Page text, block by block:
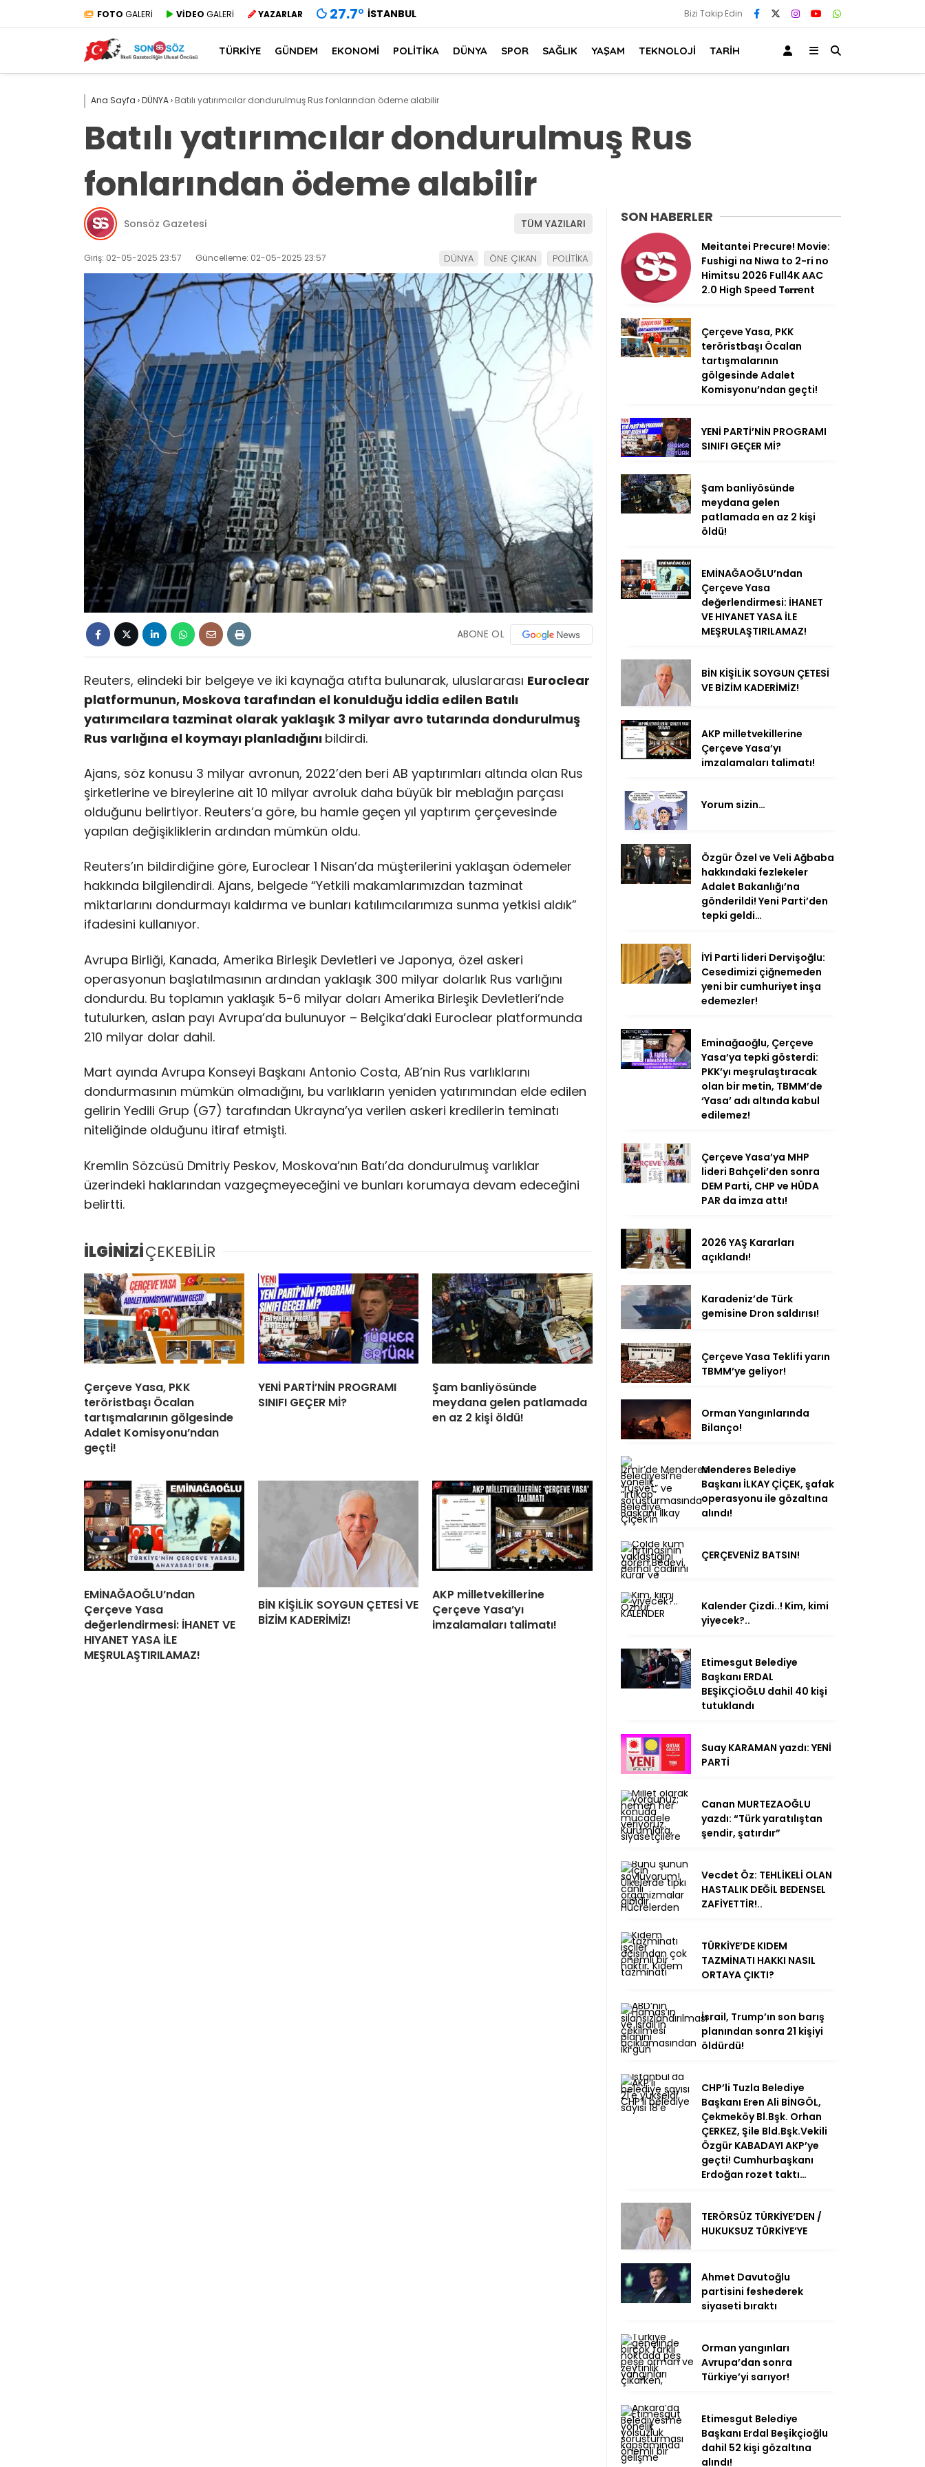
FOTO GALERİ VİDEO GALERİ YAZARLAR 27.7° İSTANBUL Bizi Takip Edin
TÜRKİYE GÜNDEM EKONOMİ POLİTİKA DÜNYA SPOR SAĞLIK YAŞAM TEKNOLOJİ TARİH
Ana Sayfa ›DÜNYA› Batılı yatırımcılar dondurulmuş Rus fonlarından ödeme alabilir
Batılı yatırımcılar dondurulmuş Rus
fonlarından ödeme alabilir
Sonsöz Gazetesi TÜM YAZILARI
Giriş: 02-05-2025 23:57 Güncelleme: 02-05-2025 23:57 DÜNYA ÖNE ÇIKAN POLİTİKA
ABONE OL
Reuters, elindeki bir belgeye ve iki kaynağa atıfta bulunarak, uluslararası Euroclear
platformunun, Moskova tarafından el konulduğu iddia edilen Batılı
yatırımcılara tazminat olarak yaklaşık 3 milyar avro tutarında dondurulmuş
Rus varlığına el koymayı planladığını bildirdi.
Ajans, söz konusu 3 milyar avronun, 2022’den beri AB yaptırımları altında olan Rus
şirketlerine ve bireylerine ait 10 milyar avroluk daha büyük bir meblağın parçası
olduğunu belirtiyor. Reuters’a göre, bu hamle geçen yıl yaptırım çerçevesinde
yapılan değişikliklerin ardından mümkün oldu.
Reuters’ın bildirdiğine göre, Euroclear 1 Nisan’da müşterilerini yaklaşan ödemeler
hakkında bilgilendirdi. Ajans, belgede “Yetkili makamlarımızdan tazminat
miktarlarını dondurmayı kaldırma ve bunları katılımcılarımıza sunma yetkisi aldık”
ifadesini kullanıyor.
Avrupa Birliği, Kanada, Amerika Birleşik Devletleri ve Japonya, özel askeri
operasyonun başlatılmasının ardından yaklaşık 300 milyar dolarlık Rus varlığını
dondurdu. Bu toplamın yaklaşık 5-6 milyar doları Amerika Birleşik Devletleri’nde
tutulurken, aslan payı Avrupa’da bulunuyor – Belçika’daki Euroclear platformunda
210 milyar dolar dahil.
Mart ayında Avrupa Konseyi Başkanı Antonio Costa, AB’nin Rus varlıklarını
dondurmasının mümkün olmadığını, bu varlıkların yeniden yatırımından elde edilen
gelirin Yedili Grup (G7) tarafından Ukrayna’ya verilen askeri kredilerin teminatı
niteliğinde olduğunu itiraf etmişti.
Kremlin Sözcüsü Dmitriy Peskov, Moskova’nın Batı’da dondurulmuş varlıklar
üzerindeki haklarından vazgeçmeyeceğini ve bunları korumaya devam edeceğini
belirtti.
İLGİNİZİÇEKEBİLİR
Çerçeve Yasa, PKK
teröristbaşı Öcalan
tartışmalarının gölgesinde
Adalet Komisyonu’ndan
geçti!
YENİ PARTİ’NİN PROGRAMI
SINIFI GEÇER Mİ?
Şam banliyösünde
meydana gelen patlamada
en az 2 kişi öldü!
EMİNAĞAOĞLU’ndan
Çerçeve Yasa
değerlendirmesi: İHANET VE
HIYANET YASA İLE
MEŞRULAŞTIRILAMAZ!
BİN KİŞİLİK SOYGUN ÇETESİ VE
BİZİM KADERİMİZ!
AKP milletvekillerine
Çerçeve Yasa’yı
imzalamaları talimatı!
SON HABERLER
Meitantei Precure! Movie:
Fushigi na Niwa to 2-ri no
Himitsu 2026 Full4K AAC
2.0 High Speed T𝐨𝐫𝐫ent
Çerçeve Yasa, PKK
teröristbaşı Öcalan
tartışmalarının
gölgesinde Adalet
Komisyonu’ndan geçti!
YENİ PARTİ’NİN PROGRAMI
SINIFI GEÇER Mİ?
Şam banliyösünde
meydana gelen
patlamada en az 2 kişi
öldü!
EMİNAĞAOĞLU’ndan
Çerçeve Yasa
değerlendirmesi: İHANET
VE HIYANET YASA İLE
MEŞRULAŞTIRILAMAZ!
BİN KİŞİLİK SOYGUN ÇETESİ
VE BİZİM KADERİMİZ!
AKP milletvekillerine
Çerçeve Yasa’yı
imzalamaları talimatı!
Yorum sizin…
Özgür Özel ve Veli Ağbaba
hakkındaki fezlekeler
Adalet Bakanlığı’na
gönderildi! Yeni Parti’den
tepki geldi…
İYİ Parti lideri Dervişoğlu:
Cesedimizi çiğnemeden
yeni bir cumhuriyet inşa
edemezler!
Eminağaoğlu, Çerçeve
Yasa’ya tepki gösterdi:
PKK’yı meşrulaştıracak
olan bir metin, TBMM’de
‘Yasa’ adı altında kabul
edilemez!
Çerçeve Yasa’ya MHP
lideri Bahçeli’den sonra
DEM Parti, CHP ve HÜDA
PAR da imza attı!
2026 YAŞ Kararları
açıklandı!
Karadeniz’de Türk
gemisine Dron saldırısı!
Çerçeve Yasa Teklifi yarın
TBMM’ye geliyor!
Orman Yangınlarında
Bilanço!
Menderes Belediye
Başkanı İLKAY ÇİÇEK, şafak
operasyonu ile gözaltına
alındı!
ÇERÇEVENİZ BATSIN!
Kalender Çizdi..! Kim, kimi
yiyecek?..
Etimesgut Belediye
Başkanı ERDAL
BEŞİKÇİOĞLU dahil 40 kişi
tutuklandı
Suay KARAMAN yazdı: YENİ
PARTİ
Canan MURTEZAOĞLU
yazdı: “Türk yaratılıştan
şendir, şatırdır”
Vecdet Öz: TEHLİKELİ OLAN
HASTALIK DEĞİL BEDENSEL
ZAFİYETTİR!..
TÜRKİYE’DE KIDEM
TAZMİNATI HAKKI NASIL
ORTAYA ÇIKTI?
İsrail, Trump’ın son barış
planından sonra 21 kişiyi
öldürdü!
CHP’li Tuzla Belediye
Başkanı Eren Ali BİNGÖL,
Çekmeköy Bl.Bşk. Orhan
ÇERKEZ, Şile Bld.Bşk.Vekili
Özgür KABADAYI AKP’ye
geçti! Cumhurbaşkanı
Erdoğan rozet taktı…
TERÖRSÜZ TÜRKİYE’DEN /
HUKUKSUZ TÜRKİYE’YE
Ahmet Davutoğlu
partisini feshederek
siyaseti bıraktı
Orman yangınları
Avrupa’dan sonra
Türkiye’yi sarıyor!
Etimesgut Belediye
Başkanı Erdal Beşikçioğlu
dahil 52 kişi gözaltına
alındı!